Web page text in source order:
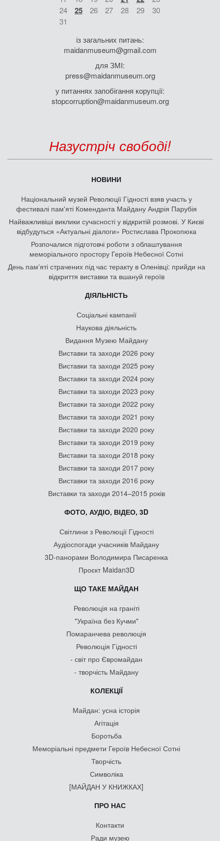
24
25 26 27 28 29
30
31
із загальних питань:
maidanmuseum@gmail.com
для ЗМІ:
press@maidanmuseum.org
у питаннях запобігання корупції:
stopcorruption@maidanmuseum.org
Назустріч свободі!
НОВИНИ
Національний музей Революції Гідності взяв участь у
фестивалі пам'яті Коменданта Майдану Андрія Парубія
Найважливіші виклики сучасності у відкритій розмові. У Києві
відбудуться «Актуальні діалоги» Ростислава Прокопюка
Розпочалися підготовчі роботи з облаштування
меморіального простору Героїв Небесної Сотні
День памʼяті страчених під час теракту в Оленівці: прийди на
відкриття виставки та вшануй героїв
ДІЯЛЬНІСТЬ
Соціальні кампанії
Наукова діяльність
Видання Музею Майдану
Виставки та заходи 2026 року
Виставки та заходи 2025 року
Виставки та заходи 2024 року
Виставки та заходи 2023 року
Виставки та заходи 2022 року
Виставки та заходи 2021 року
Виставки та заходи 2020 року
Виставки та заходи 2019 року
Виставки та заходи 2018 року
Виставки та заходи 2017 року
Виставки та заходи 2016 року
Виставки та заходи 2014–2015 років
ФОТО, АУДІО, ВІДЕО, 3D
Світлини з Революції Гідності
Аудіоспогади учасників Майдану
3D-панорами Володимира Писаренка
Проєкт Maidan3D
ЩО ТАКЕ МАЙДАН
Революція на граніті
"Україна без Кучми"
Помаранчева революція
Революція Гідності
- світ про Євромайдан
- творчість Майдану
КОЛЕКЦІЇ
Майдан: усна історія
Агітація
Боротьба
Меморіальні предмети Героїв Небесної Сотні
Творчість
Символіка
[МАЙДАН У КНИЖКАХ]
ПРО НАС
Контакти
Ради музею